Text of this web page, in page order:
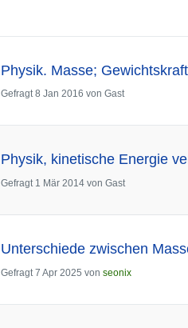
Physik. Masse;
Gefragt 8 Jan 2016 von Gast
Physik, kinetische Energie
Gefragt 1 Mär 2014 von Gast
Unterschiede zwischen
Gefragt 7 Apr 2025 von seonix